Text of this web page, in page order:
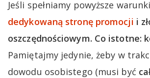
Jeśli spełniamy powyższe
dedykowaną stronę promocji i
oszczędnościowym. Co istotne:
Pamiętajmy jedynie, żeby w
dowodu osobistego (musi być